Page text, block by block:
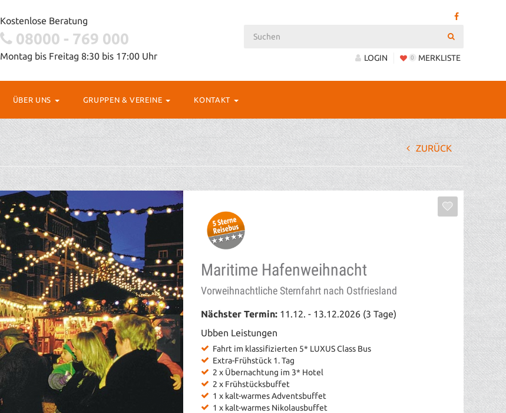
Kostenlose Beratung
08000 - 769 000
Montag bis Freitag 8:30 bis 17:00 Uhr LOGIN 0 MERKLISTE
ÜBER UNS GRUPPEN & VEREINE KONTAKT
ZURÜCK
Maritime Hafenweihnacht
Vorweihnachtliche Sternfahrt nach Ostfriesland
Nächster Termin: 11.12. - 13.12.2026 (3 Tage)
Ubben Leistungen
Fahrt im klassifizierten 5* LUXUS Class Bus
Extra-Frühstück 1. Tag
2 x Übernachtung im 3* Hotel
2 x Frühstücksbuffet
1 x kalt-warmes Adventsbuffet
1 x kalt-warmes Nikolausbuffet